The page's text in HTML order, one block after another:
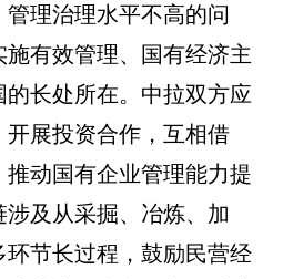
理治理水平不高的问
有效管理、国有经济主
长处所在。中拉双方应
开展投资合作，互相借
动国有企业管理能力提
及从采掘、冶炼、加
节长过程，鼓励民营经